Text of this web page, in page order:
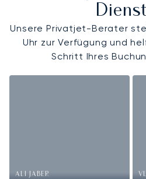
Unsere Privatjet-Berater
Uhr zur Verfügung und
Schritt Ihres
ALI JABER